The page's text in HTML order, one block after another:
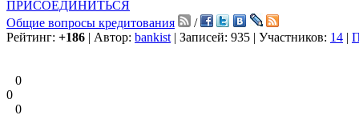
ПРИСОЕДИНИТЬСЯ
Общие вопросы кредитования
/
Рейтинг: +186 | Автор: bankist | Записей: 935 | Участников: 14 |
0
0
0